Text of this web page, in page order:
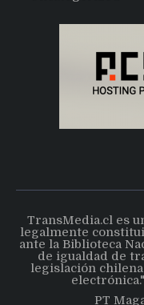
TransMedia.cl es
legalmente
ante la Biblioteca
de igualdad de
legislación
PT